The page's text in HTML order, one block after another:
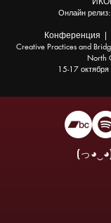
Онлайн релиз:
Конференция |
Creative Practices and
North
15-17
(っ